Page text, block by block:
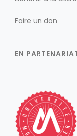
Faire un don
EN